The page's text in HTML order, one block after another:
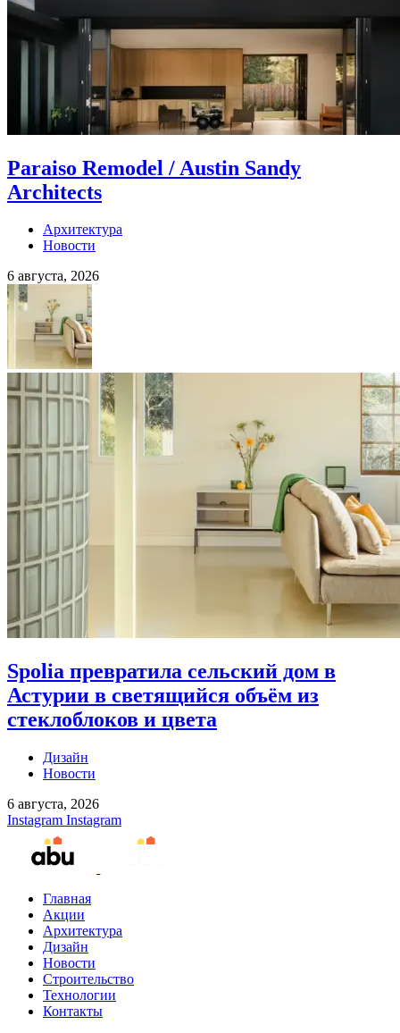
Paraiso Remodel / Austin Sandy
Architects
Архитектура
Новости
6 августа, 2026
Spolia превратила сельский дом в
Астурии в светящийся объём из
стеклоблоков и цвета
Дизайн
Новости
6 августа, 2026
Instagram Instagram
Главная
Акции
Архитектура
Дизайн
Новости
Строительство
Технологии
Контакты